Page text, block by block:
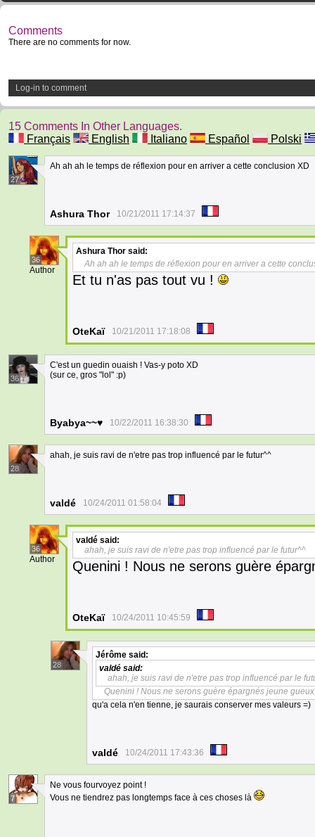
Comments
There are no comments for now.
Log-in to comment
15 Comments In Other Languages.
Français
English Italiano Español Polski
27
Ah ah ah le temps de réflexion pour en arriver a cette conclusion XD
Ashura Thor 10/21/2011 17:14:37
36
Author
Ashura Thor said:
Ah ah ah le temps de réflexion pour en arriver a cette
Et tu n'as pas tout vu !
OteKaï 10/21/2011 17:18:08
36
C'est un guedin ouaish ! Vas-y poto XD
(sur ce, gros "lol" :p)
Byabya~~♥ 10/22/2011 16:38:30
28
ahah, je suis ravi de n'etre pas trop influencé par le futur^^
valdé 10/24/2011 01:58:04
36
Author
valdé said:
ahah, je suis ravi de n'etre pas trop influencé par le futur^^
Quenini ! Nous ne serons guère
OteKaï 10/24/2011 10:45:59
28
Jérôme said:
valdé said:
ahah, je suis ravi de n'etre pas trop influencé par le
Quenini ! Nous ne serons guère épargnés jeune
qu'a cela n'en tienne, je saurais conserver mes valeurs =)
valdé 10/24/2011 17:43:36
7
Ne vous fourvoyez point !
Vous ne tiendrez pas longtemps face à ces choses là